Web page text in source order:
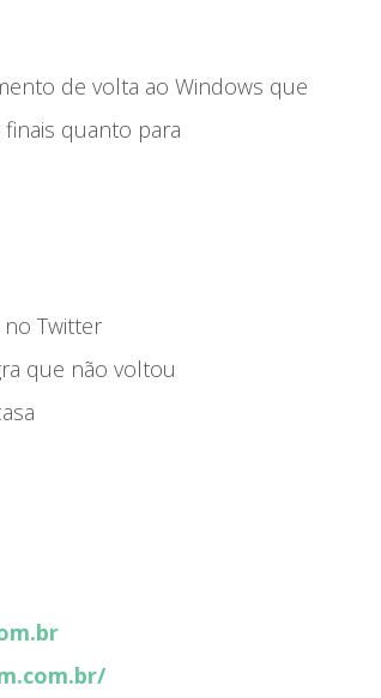
de volta ao Windows que
quanto para
Twitter
que não voltou